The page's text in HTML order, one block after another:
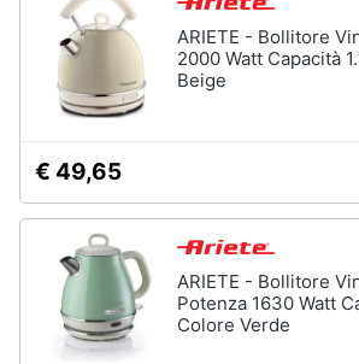
Videogiochi
Audio
Clima
Arredo
Brico
Lavatrici
Asciugatrici
Asciugatrice
Lavatrice
carica
frontale
Lavasciuga
ARIETE - Bollitore
2000 Watt Capacità
Beige
€ 49,65
ARIETE - Bollitore
Potenza 1630 Watt
Colore Verde